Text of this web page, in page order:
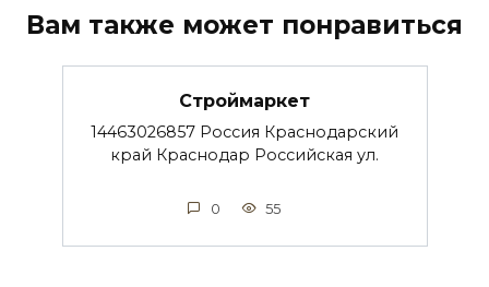
Вам также может понравиться
Строймаркет
14463026857 Россия Краснодарский
край Краснодар Российская ул.
0 55